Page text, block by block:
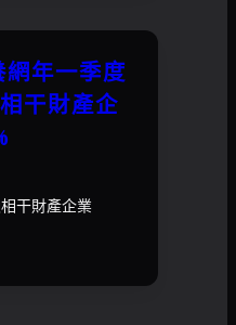
年一季度
干財產企
干財產企業